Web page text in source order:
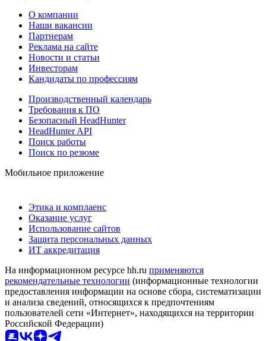
О компании
Наши вакансии
Партнерам
Реклама на сайте
Новости и статьи
Инвесторам
Кандидаты по профессиям
Производственный календарь
Требования к ПО
Безопасный HeadHunter
HeadHunter API
Поиск работы
Поиск по резюме
Мобильное приложение
Этика и комплаенс
Оказание услуг
Использование сайтов
Защита персональных данных
ИТ аккредитация
На информационном ресурсе hh.ru применяются
рекомендательные технологии (информационные технологии
предоставления информации на основе сбора, систематизации
и анализа сведений, относящихся к предпочтениям
пользователей сети «Интернет», находящихся на территории
Российской Федерации)